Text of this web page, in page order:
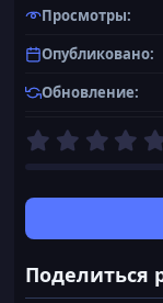
Просмотры
Опубликовано
Обновление
Поделиться